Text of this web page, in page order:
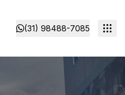
(31) 98488-7085